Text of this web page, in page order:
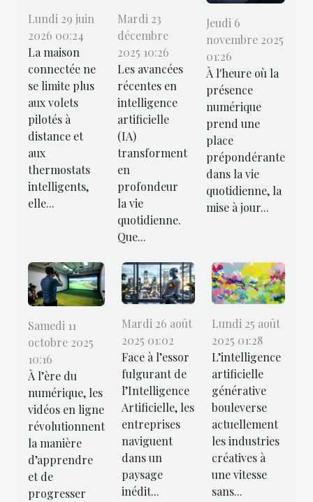
Lundi 29 juin
2026 00:24
La maison
connectée ne
se limite plus
aux volets
pilotés à
distance et
aux
thermostats
intelligents,
elle...
Mardi 23
décembre
2025 10:26
Les avancées
récentes en
intelligence
artificielle
(IA)
transforment
en
profondeur
la vie
quotidienne.
Que...
Jeudi 6
novembre 2025
01:26
À l'heure où la
présence
numérique
prend une
place
prépondérante
dans la vie
quotidienne, la
mise à jour...
Samedi 11
octobre 2025
10:16
À l’ère du
numérique, les
vidéos en ligne
révolutionnent
la manière
d’apprendre
et de
progresser
Mardi 26 août
2025 01:02
Face à l’essor
fulgurant de
l’Intelligence
Artificielle, les
entreprises
naviguent
dans un
paysage
inédit...
Lundi 25 août
2025 01:28
L’intelligence
artificielle
générative
bouleverse
actuellement
les industries
créatives à
une vitesse
sans...